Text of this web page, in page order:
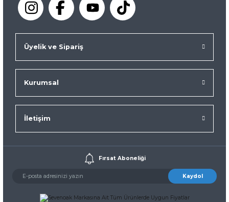
Üyelik ve Sipariş
Kurumsal
İletişim
Fırsat Aboneliği
Kaydol